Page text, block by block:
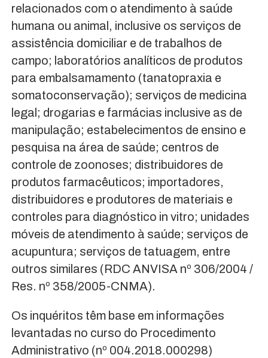
relacionados com o atendimento à saúde
humana ou animal, inclusive os serviços de
assistência domiciliar e de trabalhos de
campo; laboratórios analíticos de produtos
para embalsamamento (tanatopraxia e
somatoconservação); serviços de medicina
legal; drogarias e farmácias inclusive as de
manipulação; estabelecimentos de ensino e
pesquisa na área de saúde; centros de
controle de zoonoses; distribuidores de
produtos farmacêuticos; importadores,
distribuidores e produtores de materiais e
controles para diagnóstico in vitro; unidades
móveis de atendimento à saúde; serviços de
acupuntura; serviços de tatuagem, entre
outros similares (RDC ANVISA nº 306/2004 /
Res. nº 358/2005-CNMA).
Os inquéritos têm base em informações
levantadas no curso do Procedimento
Administrativo (nº 004.2018.000298)